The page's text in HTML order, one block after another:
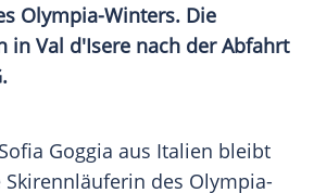
Olympia-Winters. Die
in Val d'Isere nach der Abfahrt
Goggia aus Italien bleibt
des Olympia-